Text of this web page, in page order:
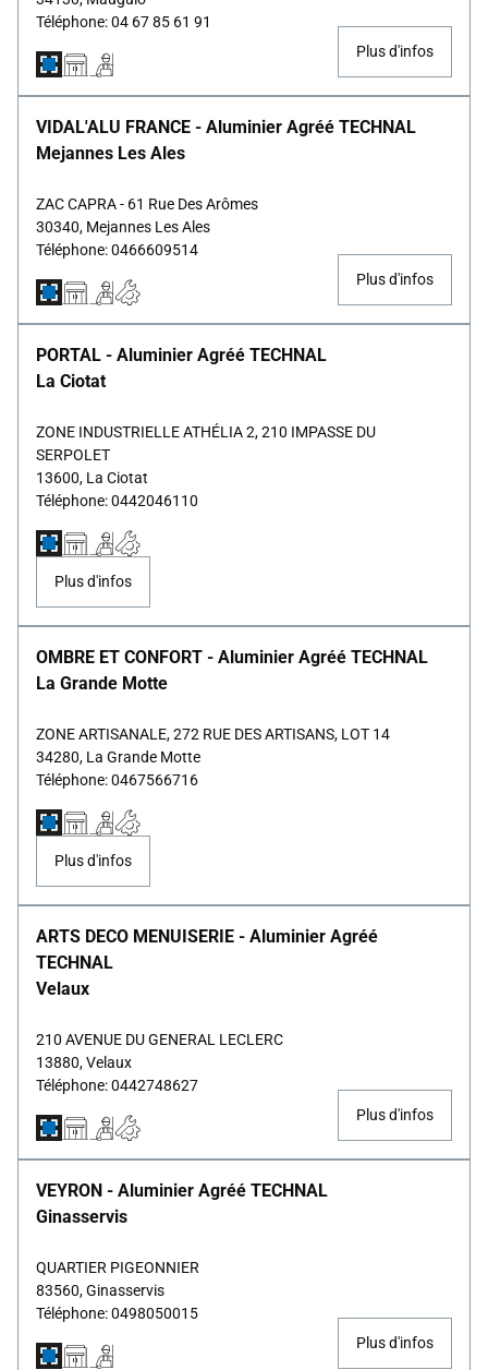
Téléphone: 04 67 85 61 91
Plus d'infos
VIDAL'ALU FRANCE - Aluminier Agréé TECHNAL
Mejannes Les Ales
ZAC CAPRA - 61 Rue Des Arômes
30340, Mejannes Les Ales
Téléphone: 0466609514
Plus d'infos
PORTAL - Aluminier Agréé TECHNAL
La Ciotat
ZONE INDUSTRIELLE ATHÉLIA 2, 210 IMPASSE DU
SERPOLET
13600, La Ciotat
Téléphone: 0442046110
Plus d'infos
OMBRE ET CONFORT - Aluminier Agréé TECHNAL
La Grande Motte
ZONE ARTISANALE, 272 RUE DES ARTISANS, LOT 14
34280, La Grande Motte
Téléphone: 0467566716
Plus d'infos
ARTS DECO MENUISERIE - Aluminier Agréé
TECHNAL
Velaux
210 AVENUE DU GENERAL LECLERC
13880, Velaux
Téléphone: 0442748627
Plus d'infos
VEYRON - Aluminier Agréé TECHNAL
Ginasservis
QUARTIER PIGEONNIER
83560, Ginasservis
Téléphone: 0498050015
Plus d'infos